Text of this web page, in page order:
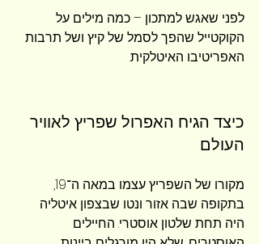
לפני שאגש למתכון – כמה מילים על
הקוקטייל שהפך לסמל של קיץ ושל תרבות
האפריטיבו האיטלקית.
כיצד הגיח האפרול שפריץ לאוויר
העולם
מקורו של השפריץ עצמו במאה ה־19,
בתקופה שבה אזור ונטו שבצפון איטליה
היה תחת שלטון אוסטרי. החיילים